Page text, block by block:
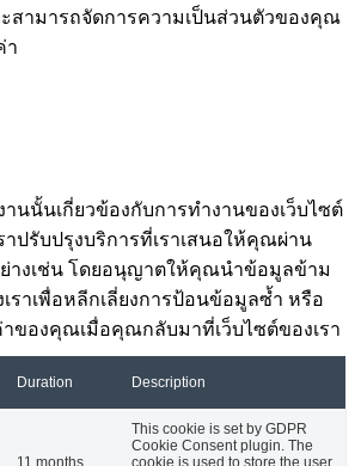
สามารถจัดการความเป็นส่วนตัวของคุณ
า
นนั้นเกี่ยวข้องกับการทำงานของเว็บไซต์
าปรับปรุงบริการที่เราเสนอให้คุณผ่าน
ย่างเช่น โดยอนุญาตให้คุณนำข้อมูลข้าม
ราเพื่อหลีกเลี่ยงการป้อนข้อมูลซ้ำ หรือ
ของคุณเมื่อคุณกลับมาที่เว็บไซต์ของเรา
Duration Description
This cookie is set by GDPR
Cookie Consent plugin. The